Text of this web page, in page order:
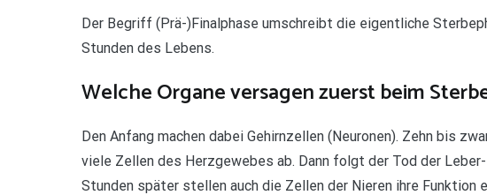
Der Begriff (Prä-)Finalphase umschreibt die eigentliche
Stunden des Lebens.
Welche Organe versagen zuerst beim
Den Anfang machen dabei Gehirnzellen (Neuronen). Zehn bis
viele Zellen des Herzgewebes ab. Dann folgt der Tod der
Stunden später stellen auch die Zellen der Nieren ihre Funktion